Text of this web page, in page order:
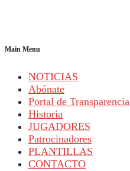
Main Menu
NOTICIAS
Abónate
Portal de Transparencia
Historia
JUGADORES
Patrocinadores
PLANTILLAS
CONTACTO